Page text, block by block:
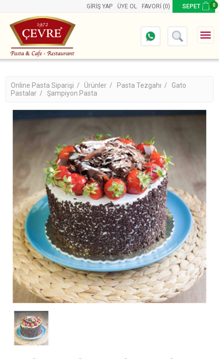
GIRIŞ YAP ÜYE OL FAVORI (0) SEPET 0
Online Pasta Siparişi / Ürünler / Pasta Tezgahı /
Gato
Pastalar /
Şampiyon Pasta